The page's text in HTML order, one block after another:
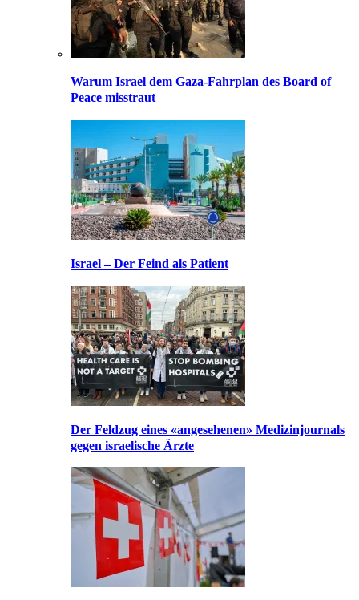
Warum Israel dem Gaza-Fahrplan des Board of
Peace misstraut
Israel – Der Feind als Patient
Der Feldzug eines «angesehenen» Medizinjournals
gegen israelische Ärzte